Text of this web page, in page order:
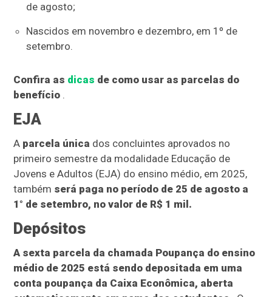
de agosto;
Nascidos em novembro e dezembro, em 1º de
setembro.
Confira as dicas de como usar as parcelas do
benefício .
EJA
A parcela única dos concluintes aprovados no
primeiro semestre da modalidade Educação de
Jovens e Adultos (EJA) do ensino médio, em 2025,
também será paga no período de 25 de agosto a
1° de setembro, no valor de R$ 1 mil.
Depósitos
A sexta parcela da chamada Poupança do ensino
médio de 2025 está sendo depositada em uma
conta poupança da Caixa Econômica, aberta